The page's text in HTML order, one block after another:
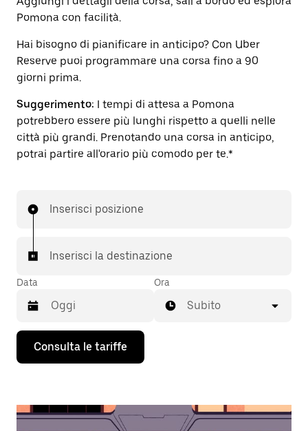
Pomona con facilità.
Hai bisogno di pianificare in anticipo? Con Uber
Reserve puoi programmare una corsa fino a 90
giorni prima.
Suggerimento: I tempi di attesa a Pomona
potrebbero essere più lunghi rispetto a quelli nelle
città più grandi. Prenotando una corsa in anticipo,
potrai partire all'orario più comodo per te.*
Inserisci posizione
Inserisci la destinazione
Data
Utilizza
tasto
verso
Ora
Subito
Consulta le tariffe